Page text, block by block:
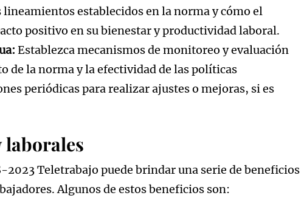
establecidos en la norma y cómo el
positivo en su bienestar y productividad laboral.
Establezca mecanismos de monitoreo y evaluación
de la norma y la efectividad de las políticas
periódicas para realizar ajustes o mejoras, si es
laborales
Teletrabajo puede brindar una serie de beneficios
Algunos de estos beneficios son: